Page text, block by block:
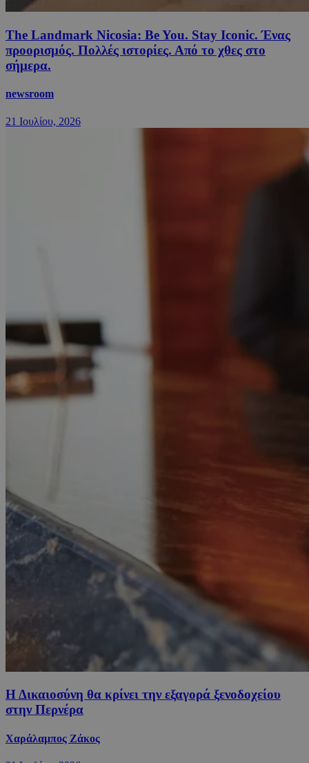
The Landmark Nicosia: Be You. Stay Iconic. Ένας
προορισμός. Πολλές ιστορίες. Από το χθες στο
σήμερα.
newsroom
21 Ιουλίου, 2026
Η Δικαιοσύνη θα κρίνει την εξαγορά ξενοδοχείου
στην Περνέρα
Χαράλαμπος Ζάκος